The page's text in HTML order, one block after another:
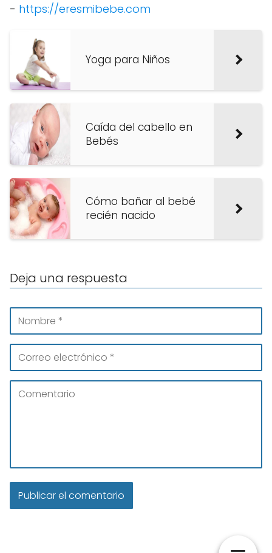
- https://eresmibebe.com
Yoga para Niños
Caída del cabello en
Bebés
Cómo bañar al bebé
recién nacido
Deja una respuesta